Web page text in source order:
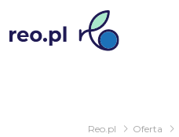
Reo.pl Oferta